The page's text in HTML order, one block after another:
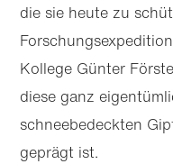
die sie heute zu
Kollege Günter
diese ganz
schneebedeckten
geprägt ist.